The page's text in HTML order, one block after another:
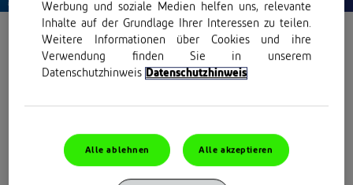
Werbung und soziale Medien helfen uns, relevante
Inhalte auf der Grundlage Ihrer Interessen zu teilen.
Weitere Informationen über Cookies und ihre
Verwendung finden Sie in unserem
Datenschutzhinweis Datenschutzhinweis
Alle ablehnen Alle akzeptieren